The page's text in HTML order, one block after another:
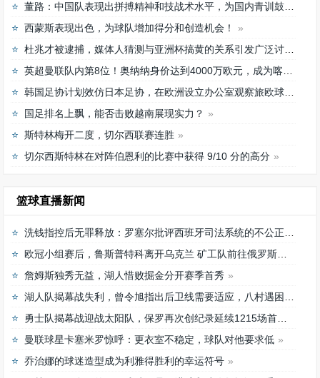
董路：中国队表现出拼搏精神和技战术水平，为国内青训鼓舞
西蒙斯表现出色，为球队增加得分和创造机会！
杜兆才被逮捕，媒体人猜测与亚洲杯搞黄的关系引发广泛讨论
英超曼联队内第8位！奥纳纳身价达到4000万欧元，成为喀麦隆最贵门将
韩国足协计划效仿日本足协，在欧洲设立办公室观察旅欧球员的身体情况
国足排名上飘，能否击败越南展现实力？
斯特林梅开二度，切尔西联赛连胜
切尔西斯特林在对阵伯恩利的比赛中获得 9/10 分的高分
篮球直播新闻
洗钱指控后无罪释放：罗塞尔批评西班牙司法系统的不公正待遇
欧冠小组赛后，鲁斯普特科离开乌克兰 矿工队前往俄罗斯，未来发展如何？
詹姆斯独秀无益，湖人惜败掘金分开赛季首秀
湖人队揭幕战失利，曾令旭指出后卫线需要适应，八村遇困难
勇士队揭幕战迎战太阳队，保罗再次创纪录延续1215场首发之路
曼联球星卡塞米罗惊呼：更衣室不稳定，球队对他要求低
乔治娜的球迷造型成为利雅得胜利的幸运符号